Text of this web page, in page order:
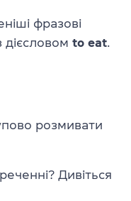
фразові
дієсловом to eat.
розмивати
Дивіться